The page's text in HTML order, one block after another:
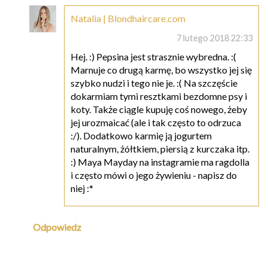
Natalia | Blondhaircare.com
7 lutego 2018 22:33
Hej. :) Pepsina jest strasznie wybredna. :(
Marnuje co drugą karmę, bo wszystko jej się
szybko nudzi i tego nie je. :( Na szczęście
dokarmiam tymi resztkami bezdomne psy i
koty. Także ciągle kupuję coś nowego, żeby
jej urozmaicać (ale i tak często to odrzuca
:/). Dodatkowo karmię ją jogurtem
naturalnym, żółtkiem, piersią z kurczaka itp.
:) Maya Mayday na instagramie ma ragdolla
i często mówi o jego żywieniu - napisz do
niej :*
Odpowiedz